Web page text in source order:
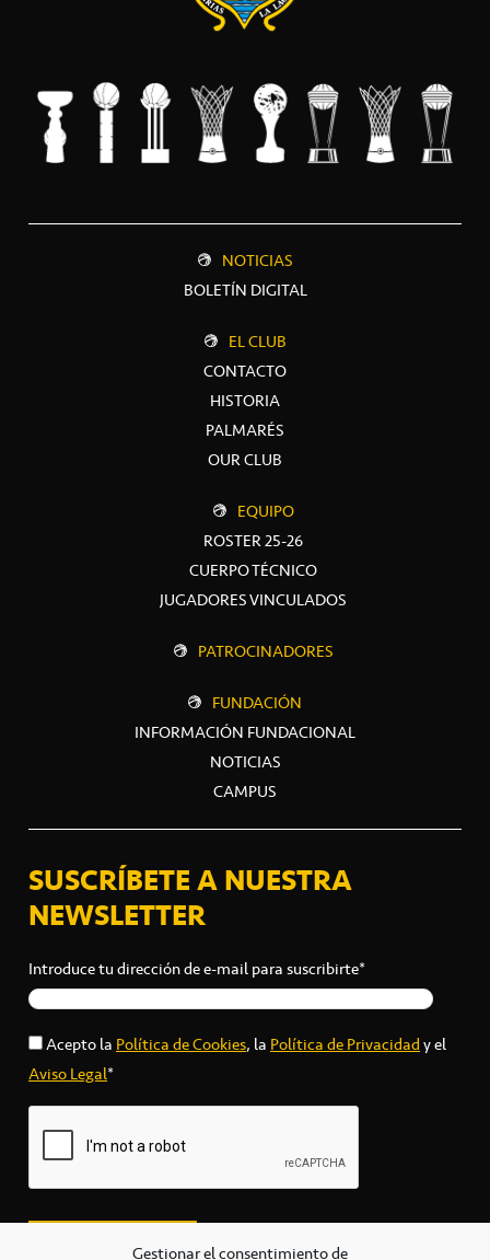
Gestionar el consentimiento de
NOTICIAS
BOLETÍN DIGITAL
EL CLUB
CONTACTO
HISTORIA
PALMARÉS
OUR CLUB
EQUIPO
ROSTER 25-26
CUERPO TÉCNICO
JUGADORES VINCULADOS
PATROCINADORES
FUNDACIÓN
INFORMACIÓN FUNDACIONAL
NOTICIAS
CAMPUS
SUSCRÍBETE A NUESTRA
NEWSLETTER
Introduce tu dirección de e-mail para suscribirte*
Acepto laPolítica de Cookies, laPolítica de Privacidady el
Aviso Legal*